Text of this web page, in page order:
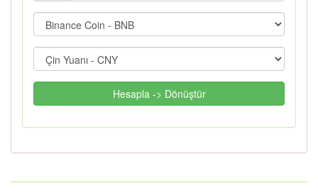
Hesapla -> Dönüştür